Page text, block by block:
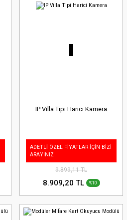
IP Villa Tipi Harici Kamera
ADETLİ ÖZEL FİYATLAR İÇİN BİZİ
ARAYINIZ
9.899,11 TL
8.909,20 TL %10